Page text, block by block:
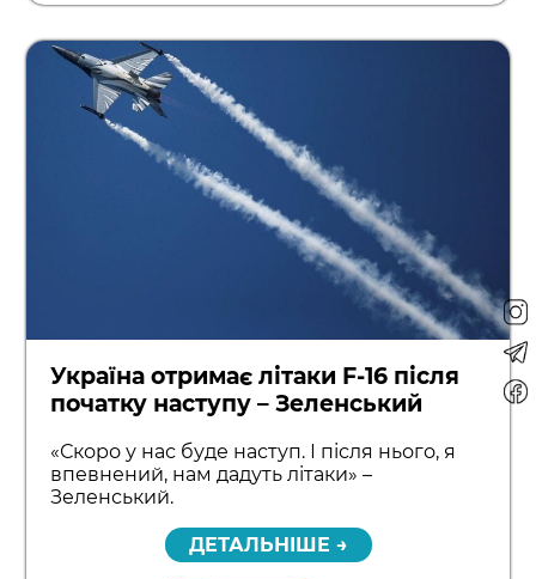
Україна отримає літаки F-16 після
початку наступу – Зеленський
«Скоро у нас буде наступ. І після нього, я
впевнений, нам дадуть літаки» –
Зеленський.
ДЕТАЛЬНІШЕ →